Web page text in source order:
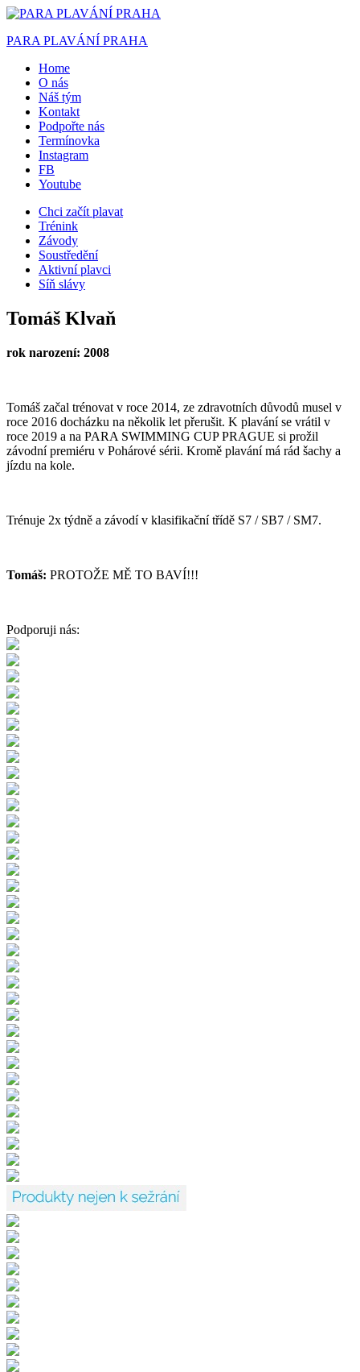
PARA PLAVÁNÍ PRAHA
Home
O nás
Náš tým
Kontakt
Podpořte nás
Termínovka
Instagram
FB
Youtube
Chci začít plavat
Trénink
Závody
Soustředění
Aktivní plavci
Síň slávy
Tomáš Klvaň
rok narození: 2008
Tomáš začal trénovat v roce 2014, ze zdravotních důvodů musel v
roce 2016 docházku na několik let přerušit. K plavání se vrátil v
roce 2019 a na PARA SWIMMING CUP PRAGUE si prožil
závodní premiéru v Pohárové sérii. Kromě plavání má rád šachy a
jízdu na kole.
Trénuje 2x týdně a závodí v klasifikační třídě S7 / SB7 / SM7.
Tomáš: PROTOŽE MĚ TO BAVÍ!!!
Podporuji nás: